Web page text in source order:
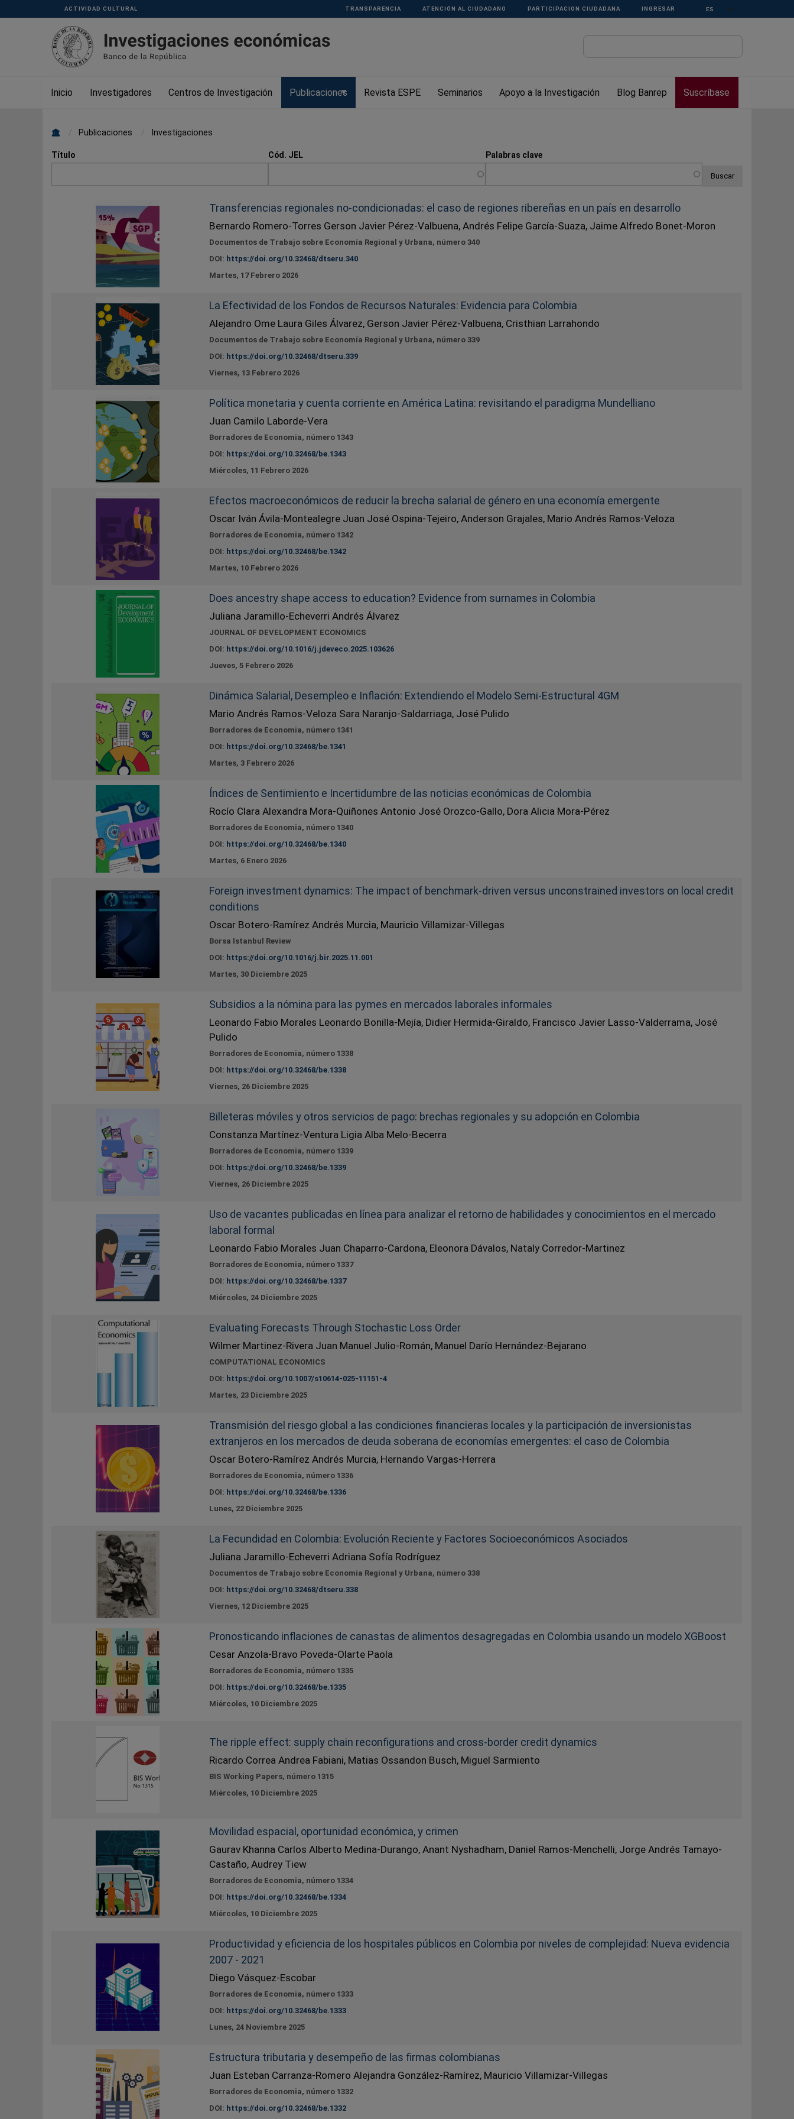
Pasar al contenido principal
Menu
Superior
ACTIVIDAD CULTURAL TRANSPARENCIA ATENCIÓN AL CIUDADANO PARTICIPACION CIUDADANA INGRESAR Select your language
Inicio Investigadores Centros de Investigación Publicaciones Revista ESPE Seminarios Apoyo a la Investigación Blog Banrep Suscríbase
Sobrescribir
enlaces
ayuda
navegación
Publicaciones Investigaciones
Título Cód. JEL Palabras clave
Transferencias regionales no-condicionadas: el caso de regiones ribereñas en un país en desarrollo
Bernardo Romero-Torres Gerson Javier Pérez-Valbuena, Andrés Felipe García-Suaza, Jaime Alfredo Bonet-Moron
Documentos de Trabajo sobre Economía Regional y Urbana, número 340
DOI: https://doi.org/10.32468/dtseru.340
Martes, 17 Febrero 2026
La Efectividad de los Fondos de Recursos Naturales: Evidencia para Colombia
Alejandro Ome Laura Giles Álvarez, Gerson Javier Pérez-Valbuena, Cristhian Larrahondo
Documentos de Trabajo sobre Economía Regional y Urbana, número 339
DOI: https://doi.org/10.32468/dtseru.339
Viernes, 13 Febrero 2026
Política monetaria y cuenta corriente en América Latina: revisitando el paradigma Mundelliano
Juan Camilo Laborde-Vera
Borradores de Economia, número 1343
DOI: https://doi.org/10.32468/be.1343
Miércoles, 11 Febrero 2026
Efectos macroeconómicos de reducir la brecha salarial de género en una economía emergente
Oscar Iván Ávila-Montealegre Juan José Ospina-Tejeiro, Anderson Grajales, Mario Andrés Ramos-Veloza
Borradores de Economia, número 1342
DOI: https://doi.org/10.32468/be.1342
Martes, 10 Febrero 2026
Does ancestry shape access to education? Evidence from surnames in Colombia
Juliana Jaramillo-Echeverri Andrés Álvarez
JOURNAL OF DEVELOPMENT ECONOMICS
DOI: https://doi.org/10.1016/j.jdeveco.2025.103626
Jueves, 5 Febrero 2026
Dinámica Salarial, Desempleo e Inflación: Extendiendo el Modelo Semi-Estructural 4GM
Mario Andrés Ramos-Veloza Sara Naranjo-Saldarriaga, José Pulido
Borradores de Economia, número 1341
DOI: https://doi.org/10.32468/be.1341
Martes, 3 Febrero 2026
Índices de Sentimiento e Incertidumbre de las noticias económicas de Colombia
Rocío Clara Alexandra Mora-Quiñones Antonio José Orozco-Gallo, Dora Alicia Mora-Pérez
Borradores de Economia, número 1340
DOI: https://doi.org/10.32468/be.1340
Martes, 6 Enero 2026
Foreign investment dynamics: The impact of benchmark-driven versus unconstrained investors on local credit
conditions
Oscar Botero-Ramírez Andrés Murcia, Mauricio Villamizar-Villegas
Borsa Istanbul Review
DOI: https://doi.org/10.1016/j.bir.2025.11.001
Martes, 30 Diciembre 2025
Subsidios a la nómina para las pymes en mercados laborales informales
Leonardo Fabio Morales Leonardo Bonilla-Mejía, Didier Hermida-Giraldo, Francisco Javier Lasso-Valderrama, José
Pulido
Borradores de Economia, número 1338
DOI: https://doi.org/10.32468/be.1338
Viernes, 26 Diciembre 2025
Billeteras móviles y otros servicios de pago: brechas regionales y su adopción en Colombia
Constanza Martínez-Ventura Ligia Alba Melo-Becerra
Borradores de Economia, número 1339
DOI: https://doi.org/10.32468/be.1339
Viernes, 26 Diciembre 2025
Uso de vacantes publicadas en línea para analizar el retorno de habilidades y conocimientos en el mercado
laboral formal
Leonardo Fabio Morales Juan Chaparro-Cardona, Eleonora Dávalos, Nataly Corredor-Martinez
Borradores de Economia, número 1337
DOI: https://doi.org/10.32468/be.1337
Miércoles, 24 Diciembre 2025
Evaluating Forecasts Through Stochastic Loss Order
Wilmer Martinez-Rivera Juan Manuel Julio-Román, Manuel Darío Hernández-Bejarano
COMPUTATIONAL ECONOMICS
DOI: https://doi.org/10.1007/s10614-025-11151-4
Martes, 23 Diciembre 2025
Transmisión del riesgo global a las condiciones financieras locales y la participación de inversionistas
extranjeros en los mercados de deuda soberana de economías emergentes: el caso de Colombia
Oscar Botero-Ramírez Andrés Murcia, Hernando Vargas-Herrera
Borradores de Economia, número 1336
DOI: https://doi.org/10.32468/be.1336
Lunes, 22 Diciembre 2025
La Fecundidad en Colombia: Evolución Reciente y Factores Socioeconómicos Asociados
Juliana Jaramillo-Echeverri Adriana Sofía Rodríguez
Documentos de Trabajo sobre Economía Regional y Urbana, número 338
DOI: https://doi.org/10.32468/dtseru.338
Viernes, 12 Diciembre 2025
Pronosticando inflaciones de canastas de alimentos desagregadas en Colombia usando un modelo XGBoost
Cesar Anzola-Bravo Poveda-Olarte Paola
Borradores de Economia, número 1335
DOI: https://doi.org/10.32468/be.1335
Miércoles, 10 Diciembre 2025
The ripple effect: supply chain reconfigurations and cross-border credit dynamics
Ricardo Correa Andrea Fabiani, Matias Ossandon Busch, Miguel Sarmiento
BIS Working Papers, número 1315
Miércoles, 10 Diciembre 2025
Movilidad espacial, oportunidad económica, y crimen
Gaurav Khanna Carlos Alberto Medina-Durango, Anant Nyshadham, Daniel Ramos-Menchelli, Jorge Andrés Tamayo-
Castaño, Audrey Tiew
Borradores de Economia, número 1334
DOI: https://doi.org/10.32468/be.1334
Miércoles, 10 Diciembre 2025
Productividad y eficiencia de los hospitales públicos en Colombia por niveles de complejidad: Nueva evidencia
2007 - 2021
Diego Vásquez-Escobar
Borradores de Economia, número 1333
DOI: https://doi.org/10.32468/be.1333
Lunes, 24 Noviembre 2025
Estructura tributaria y desempeño de las firmas colombianas
Juan Esteban Carranza-Romero Alejandra González-Ramírez, Mauricio Villamizar-Villegas
Borradores de Economia, número 1332
DOI: https://doi.org/10.32468/be.1332